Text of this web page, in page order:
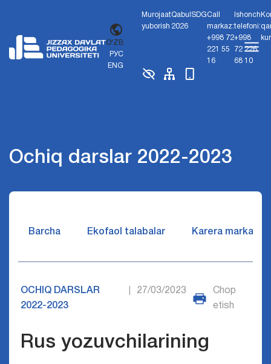
O'ZB
РУС
ENG
Murojaat
yuborish
Qabul
2026
SDGCall
markaz:
+998 72
221 55
16
Ishonch
telefoni:
+998
72 226
68 10
Ochiq darslar 2022-2023
Barcha Ekofaol talabalar Karera markazi
OCHIQ DARSLAR
2022-2023
27/03/2023
Chop
etish
Rus yozuvchilarining